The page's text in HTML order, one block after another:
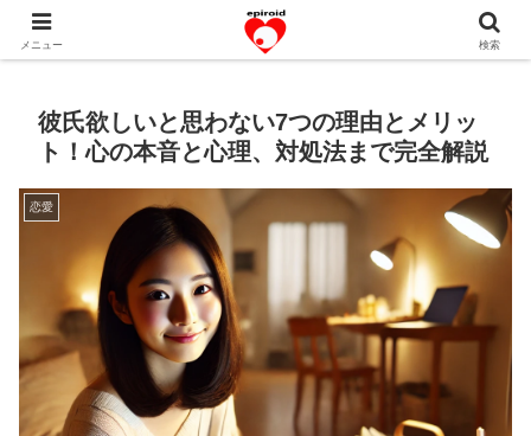
恋愛共感エピソード。あなたのストーリーを変えていく！。
彼氏欲しいと思わない7つの理由とメリッ
ト！心の本音と心理、対処法まで完全解説
恋愛
メニュー 検索